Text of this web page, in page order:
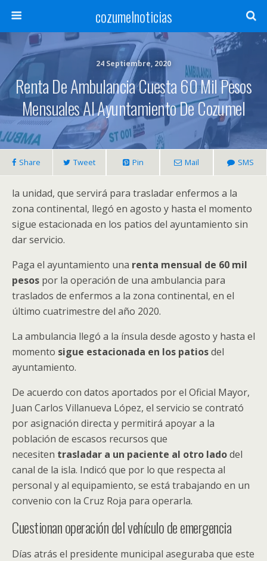
cozumelnoticias
24 Septiembre, 2020
Renta De Ambulancia Cuesta 60 Mil Pesos
Mensuales Al Ayuntamiento De Cozumel
Share Tweet Pin Mail SMS
la unidad, que servirá para trasladar enfermos a la
zona continental, llegó en agosto y hasta el momento
sigue estacionada en los patios del ayuntamiento sin
dar servicio.
Paga el ayuntamiento una renta mensual de 60 mil
pesos por la operación de una ambulancia para
traslados de enfermos a la zona continental, en el
último cuatrimestre del año 2020.
La ambulancia llegó a la ínsula desde agosto y hasta el
momento sigue estacionada en los patiosdel
ayuntamiento.
De acuerdo con datos aportados por el Oficial Mayor,
Juan Carlos Villanueva López, el servicio se contrató
por asignación directa y permitirá apoyar a la
población de escasos recursos que
necesiten trasladar a un paciente al otro ladodel
canal de la isla. Indicó que por lo que respecta al
personal y al equipamiento, se está trabajando en un
convenio con la Cruz Roja para operarla.
Cuestionan operación del vehículo de emergencia
Días atrás el presidente municipal aseguraba que este